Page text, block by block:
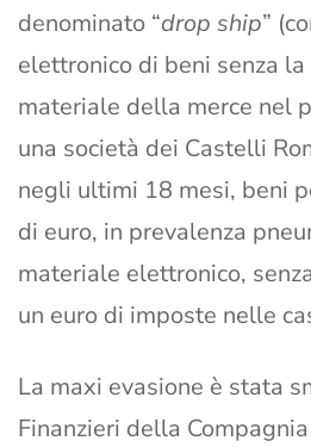
denominato “drop ship”
elettronico di beni senza
materiale della merce nel
una società dei Castelli
negli ultimi 18 mesi, beni
di euro, in prevalenza
materiale elettronico,
un euro di imposte nelle
La maxi evasione è stata
Finanzieri della